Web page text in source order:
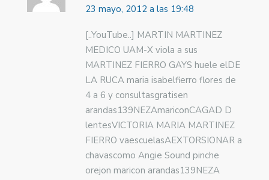
23 mayo, 2012 a las 19:48
[..YouTube..] MARTIN MARTINEZ
MEDICO UAM-X viola a sus
MARTINEZ FIERRO GAYS huele elDE
LA RUCA maria isabel­fierro flores de
4 a 6 y consultasgratisen
arandas139NEZAmariconCAGAD D
lentesVICTORIA MARIA MARTINEZ
FIERRO vaescuelasAEXTORSIONAR a
chavascomo Angie Sound pinche
orejon maricon arandas139NEZA